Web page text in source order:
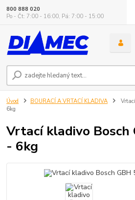
800 888 020
Po - Čt: 7:00 - 16:00, Pá: 7:00 - 15:00
Úvod BOURACÍ A VRTACÍ KLADIVA
6kg
Vrtací kladivo Bosch
- 6kg